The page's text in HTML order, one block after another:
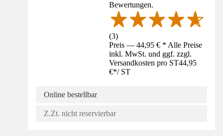
Bewertungen.
(3)
Preis — 44,95 € * Alle Preise
inkl. MwSt. und ggf. zzgl.
Versandkosten pro ST44,95
€*/ ST
Online bestellbar
Z.Zt. nicht reservierbar